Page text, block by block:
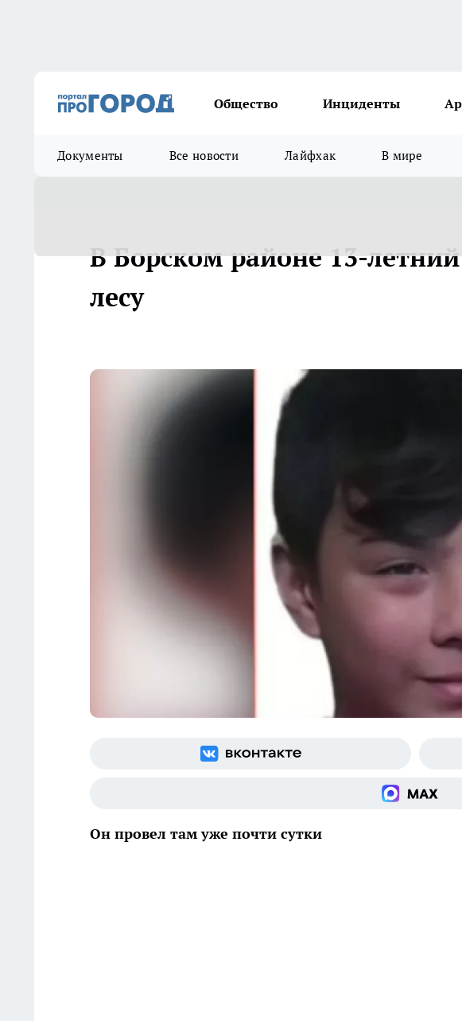
Общество Инциденты
Документы Все новости Лайфхак В мире
В Борском районе 13-
лесу
Он провел там уже почти сутки